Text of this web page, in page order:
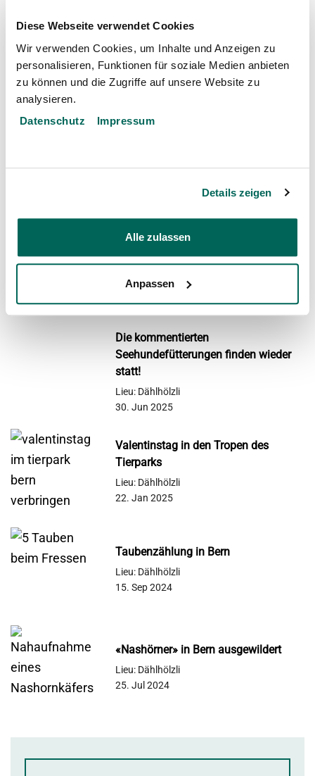
Diese Webseite verwendet Cookies
Wir verwenden Cookies, um Inhalte und Anzeigen zu
personalisieren, Funktionen für soziale Medien anbieten
zu können und die Zugriffe auf unsere Website zu
analysieren.
Datenschutz
Impressum
Details zeigen
Alle zulassen
Anpassen
zurück
Lieu: Dählhölzli
Die kommentierten
Seehundefütterungen finden wieder
statt!
Lieu: Dählhölzli
30. Jun 2025
Valentinstag in den Tropen des
Tierparks
Lieu: Dählhölzli
22. Jan 2025
Taubenzählung in Bern
Lieu: Dählhölzli
15. Sep 2024
«Nashörner» in Bern ausgewildert
Lieu: Dählhölzli
25. Jul 2024